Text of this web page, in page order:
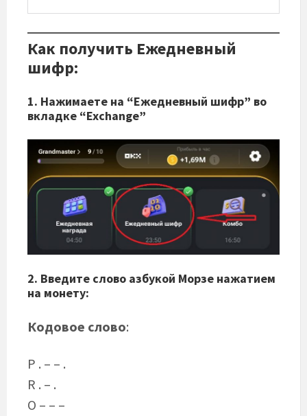
Как получить Ежедневный
шифр:
1. Нажимаете на “Ежедневный шифр” во
вкладке “Exchange”
2. Введите слово азбукой Морзе нажатием
на монету:
Кодовое слово:
P . – – .
R . – .
O – – –